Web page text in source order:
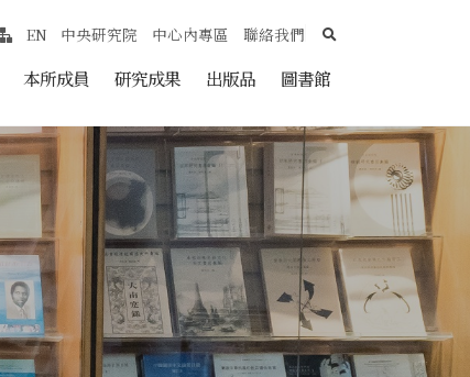
本所成員 研究成果 出版品 圖書館
網站導覽
EN 中央研究院 中心內專區 聯絡我們 search